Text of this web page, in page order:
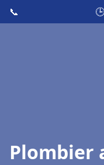
📞
Plombier